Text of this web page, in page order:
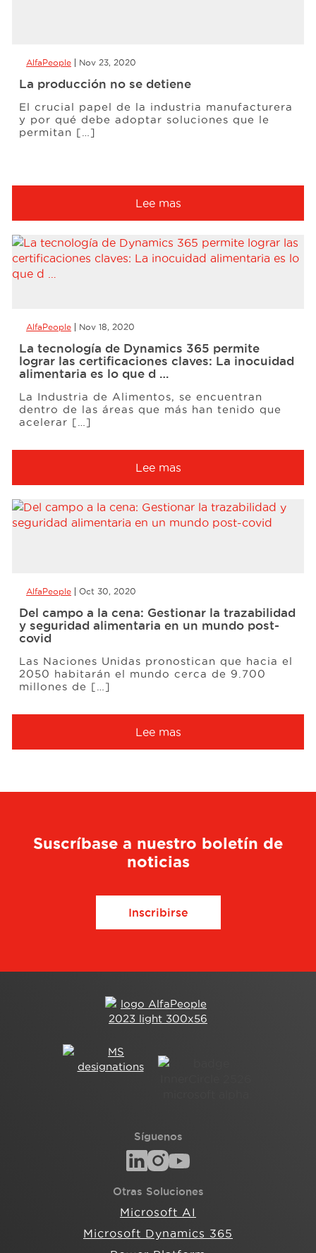
AlfaPeople Nov 23, 2020
La producción no se detiene
El crucial papel de la industria manufacturera
y por qué debe adoptar soluciones que le
permitan […]
Lee mas
AlfaPeople Nov 18, 2020
La tecnología de Dynamics 365 permite
lograr las certificaciones claves: La inocuidad
alimentaria es lo que d …
La Industria de Alimentos, se encuentran
dentro de las áreas que más han tenido que
acelerar […]
Lee mas
AlfaPeople Oct 30, 2020
Del campo a la cena: Gestionar la trazabilidad
y seguridad alimentaria en un mundo post-
covid
Las Naciones Unidas pronostican que hacia el
2050 habitarán el mundo cerca de 9.700
millones de […]
Lee mas
Suscríbase a nuestro boletín de
noticias
Inscribirse
Síguenos
Otras Soluciones
Microsoft AI
Microsoft Dynamics 365